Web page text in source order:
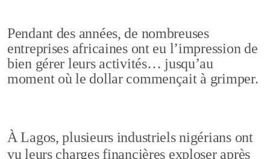
Pendant des années, de nombreuses
entreprises africaines ont eu l’impression de
bien gérer leurs activités… jusqu’au
moment où le dollar commençait à grimper.
À Lagos, plusieurs industriels nigérians ont
vu leurs charges financières exploser après